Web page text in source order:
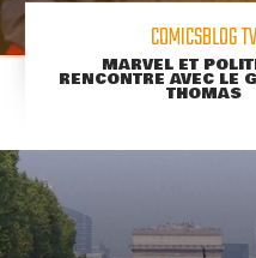
COMICSBLOG TV
MARVEL ET
RENCONTRE AVEC LE
THOMAS